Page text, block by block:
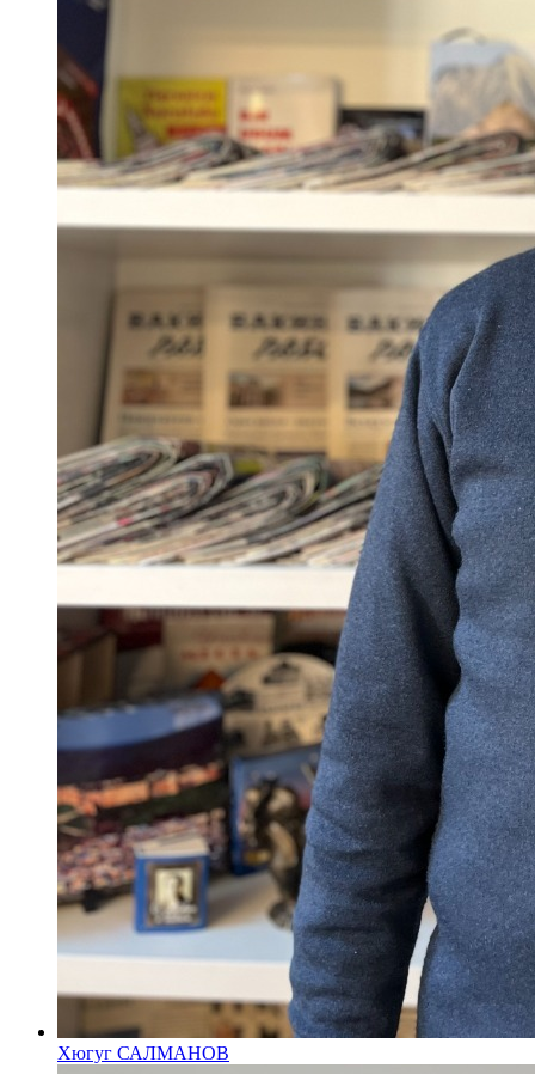
Хюгуг САЛМАНОВ